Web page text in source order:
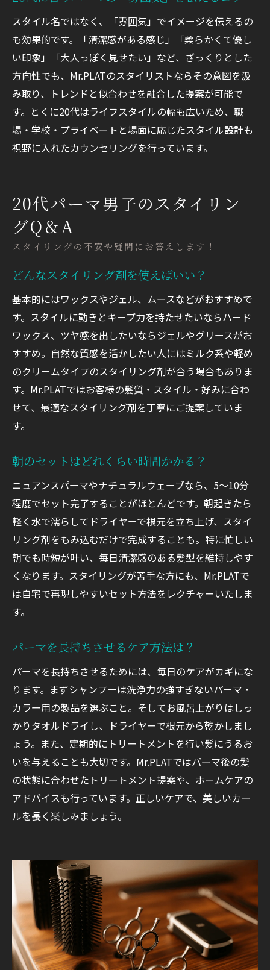
スタイル名ではなく、「雰囲気」でイメージを伝えるの
も効果的です。「清潔感がある感じ」「柔らかくて優し
い印象」「大人っぽく見せたい」など、ざっくりとした
方向性でも、Mr.PLATのスタイリストならその意図を汲
み取り、トレンドと似合わせを融合した提案が可能で
す。とくに20代はライフスタイルの幅も広いため、職
場・学校・プライベートと場面に応じたスタイル設計も
視野に入れたカウンセリングを行っています。
20代パーマ男子のスタイリン
グQ＆A
スタイリングの不安や疑問にお答えします！
どんなスタイリング剤を使えばいい？
基本的にはワックスやジェル、ムースなどがおすすめで
す。スタイルに動きとキープ力を持たせたいならハード
ワックス、ツヤ感を出したいならジェルやグリースがお
すすめ。自然な質感を活かしたい人にはミルク系や軽め
のクリームタイプのスタイリング剤が合う場合もありま
す。Mr.PLATではお客様の髪質・スタイル・好みに合わ
せて、最適なスタイリング剤を丁寧にご提案していま
す。
朝のセットはどれくらい時間かかる？
ニュアンスパーマやナチュラルウェーブなら、5〜10分
程度でセット完了することがほとんどです。朝起きたら
軽く水で濡らしてドライヤーで根元を立ち上げ、スタイ
リング剤をもみ込むだけで完成することも。特に忙しい
朝でも時短が叶い、毎日清潔感のある髪型を維持しやす
くなります。スタイリングが苦手な方にも、Mr.PLATで
は自宅で再現しやすいセット方法をレクチャーいたしま
す。
パーマを長持ちさせるケア方法は？
パーマを長持ちさせるためには、毎日のケアがカギにな
ります。まずシャンプーは洗浄力の強すぎないパーマ・
カラー用の製品を選ぶこと。そしてお風呂上がりはしっ
かりタオルドライし、ドライヤーで根元から乾かしまし
ょう。また、定期的にトリートメントを行い髪にうるお
いを与えることも大切です。Mr.PLATではパーマ後の髪
の状態に合わせたトリートメント提案や、ホームケアの
アドバイスも行っています。正しいケアで、美しいカー
ルを長く楽しみましょう。